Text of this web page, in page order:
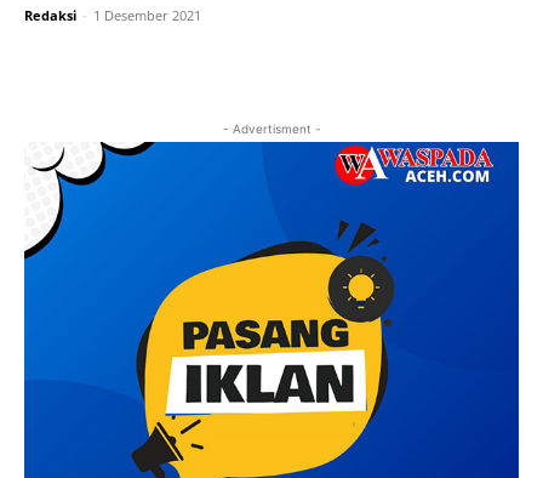
Redaksi - 1 Desember 2021
- Advertisment -